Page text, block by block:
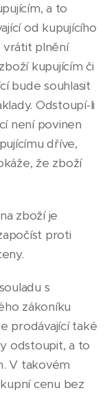
a to
od kupujícího
vrátit plnění
kupujícím či
bude souhlasit
Odstoupí-li
není povinen
dříve,
že zboží
zboží je
proti
s
zákoníku
prodávající také
odstoupit, a to
V takovém
cenu bez